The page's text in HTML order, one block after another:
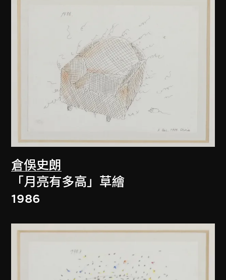
倉俁史朗
「月亮有多高」草繪
1986